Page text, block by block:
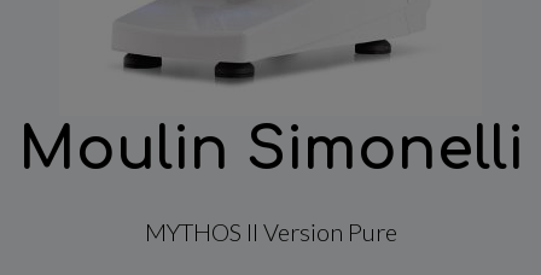
Moulin Simonelli
MYTHOS II Version Pure